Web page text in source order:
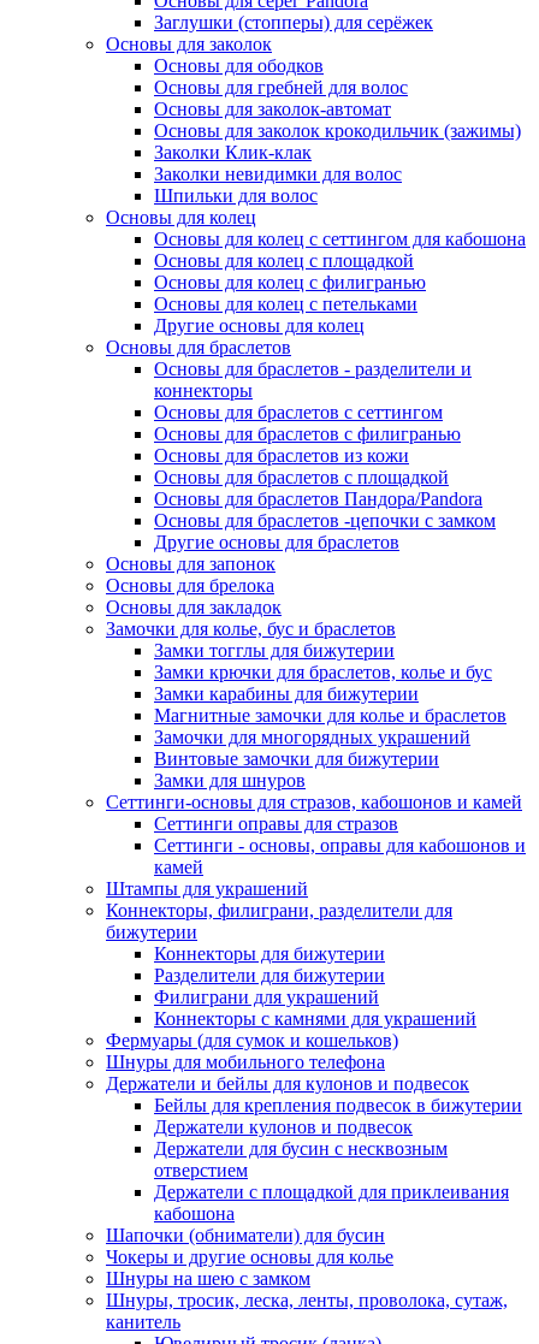
Заглушки (стопперы) для серёжек
Основы для заколок
Основы для ободков
Основы для гребней для волос
Основы для заколок-автомат
Основы для заколок крокодильчик (зажимы)
Заколки Клик-клак
Заколки невидимки для волос
Шпильки для волос
Основы для колец
Основы для колец с сеттингом для кабошона
Основы для колец с площадкой
Основы для колец с филигранью
Основы для колец с петельками
Другие основы для колец
Основы для браслетов
Основы для браслетов - разделители и
коннекторы
Основы для браслетов с сеттингом
Основы для браслетов с филигранью
Основы для браслетов из кожи
Основы для браслетов с площадкой
Основы для браслетов Пандора/Pandora
Основы для браслетов -цепочки с замком
Другие основы для браслетов
Основы для запонок
Основы для брелока
Основы для закладок
Замочки для колье, бус и браслетов
Замки тогглы для бижутерии
Замки крючки для браслетов, колье и бус
Замки карабины для бижутерии
Магнитные замочки для колье и браслетов
Замочки для многорядных украшений
Винтовые замочки для бижутерии
Замки для шнуров
Сеттинги-основы для стразов, кабошонов и камей
Сеттинги оправы для стразов
Сеттинги - основы, оправы для кабошонов и
камей
Штампы для украшений
Коннекторы, филиграни, разделители для
бижутерии
Коннекторы для бижутерии
Разделители для бижутерии
Филиграни для украшений
Коннекторы с камнями для украшений
Фермуары (для сумок и кошельков)
Шнуры для мобильного телефона
Держатели и бейлы для кулонов и подвесок
Бейлы для крепления подвесок в бижутерии
Держатели кулонов и подвесок
Держатели для бусин с несквозным
отверстием
Держатели с площадкой для приклеивания
кабошона
Шапочки (обниматели) для бусин
Чокеры и другие основы для колье
Шнуры на шею с замком
Шнуры, тросик, леска, ленты, проволока, сутаж,
канитель